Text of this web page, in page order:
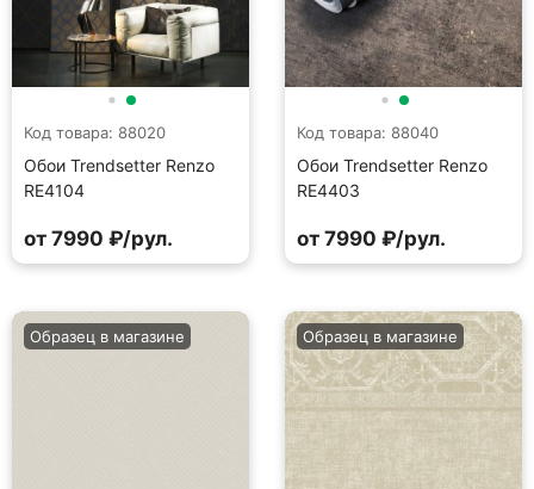
Код товара: 88020
Обои Trendsetter Renzo
RE4104
от 7990 ₽/рул.
Код товара: 88040
Обои Trendsetter Renzo
RE4403
от 7990 ₽/рул.
Образец в магазине Образец в магазине